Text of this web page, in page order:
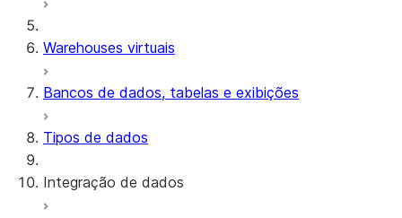
Warehouses virtuais
Bancos de dados, tabelas e exibições
Tipos de dados
Integração de dados